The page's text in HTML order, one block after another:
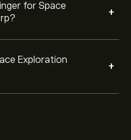
for Space
+
Exploration
+